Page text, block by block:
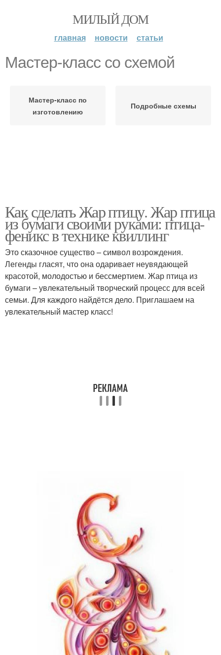
МИЛЫЙ ДОМ
главная новости статьи
Мастер-класс со схемой
Мастер-класс по
изготовлению
Подробные схемы
Как сделать Жар птицу. Жар птица
из бумаги своими руками: птица-
феникс в технике квиллинг
Это сказочное существо – символ возрождения.
Легенды гласят, что она одаривает неувядающей
красотой, молодостью и бессмертием. Жар птица из
бумаги – увлекательный творческий процесс для всей
семьи. Для каждого найдётся дело. Приглашаем на
увлекательный мастер класс!